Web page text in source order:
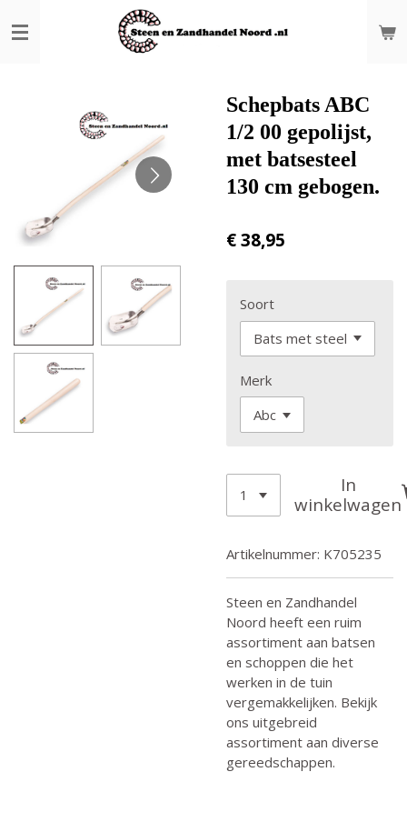
direct
Schepbats ABC
1/2 00 gepolijst,
met batsesteel
130 cm gebogen.
€ 38,95
Soort
Merk
In
winkelwagen
Artikelnummer: K705235
Steen en Zandhandel
Noord heeft een ruim
assortiment aan batsen
en schoppen die het
werken in de tuin
vergemakkelijken. Bekijk
ons uitgebreid
assortiment aan diverse
gereedschappen.